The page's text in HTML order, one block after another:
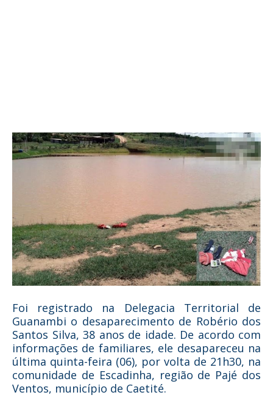
Foi registrado na Delegacia Territorial de
Guanambi o desaparecimento de Robério dos
Santos Silva, 38 anos de idade. De acordo com
informações de familiares, ele desapareceu na
última quinta-feira (06), por volta de 21h30, na
comunidade de Escadinha, região de Pajé dos
Ventos, município de Caetité.